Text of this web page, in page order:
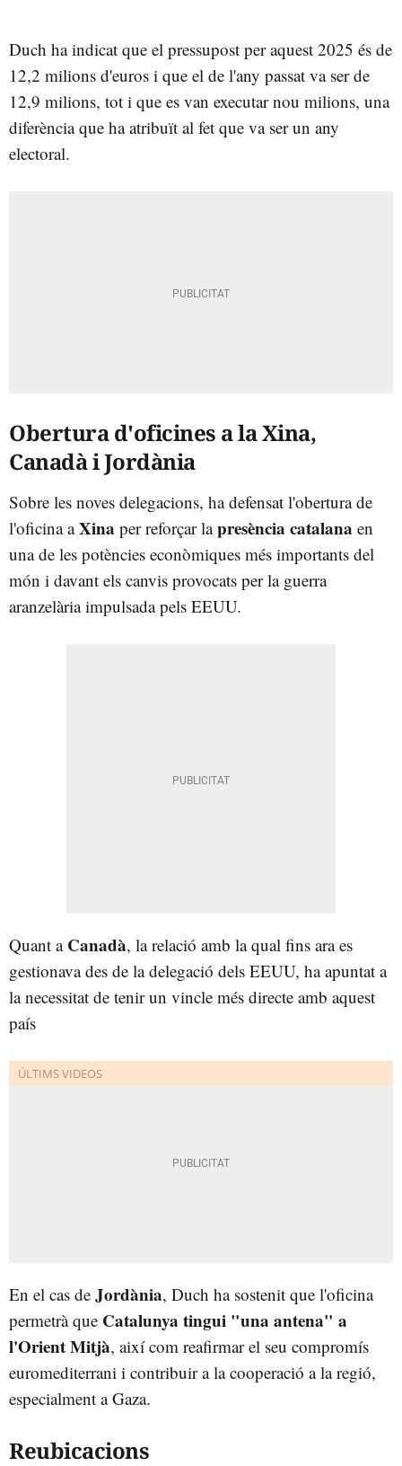
Duch ha indicat que el pressupost per aquest 2025 és de
12,2 milions d'euros i que el de l'any passat va ser de
12,9 milions, tot i que es van executar nou milions, una
diferència que ha atribuït al fet que va ser un any
electoral.
Obertura d'oficines a la Xina,
Canadà i Jordània
Sobre les noves delegacions, ha defensat l'obertura de
l'oficina aXina per reforçar lapresència catalana en
una de les potències econòmiques més importants del
món i davant els canvis provocats per la guerra
aranzelària impulsada pels EEUU.
Quant a Canadà, la relació amb la qual fins ara es
gestionava des de la delegació dels EEUU, ha apuntat a
la necessitat de tenir un vincle més directe amb aquest
país
En el cas de Jordània, Duch ha sostenit que l'oficina
permetrà que Catalunya tingui "una antena" a
l'Orient Mitjà, així com reafirmar el seu compromís
euromediterrani i contribuir a la cooperació a la regió,
especialment a Gaza.
Reubicacions